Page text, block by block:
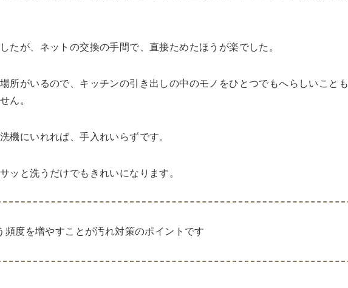
たが、ネットの交換の手間で、直接ためたほうが楽でした。
所がいるので、キッチンの引き出しの中のモノをひとつでもへらしいことも
ん。
機にいれれば、手入れいらずです。
ッと洗うだけでもきれいになります。
頻度を増やすことが汚れ対策のポイントです